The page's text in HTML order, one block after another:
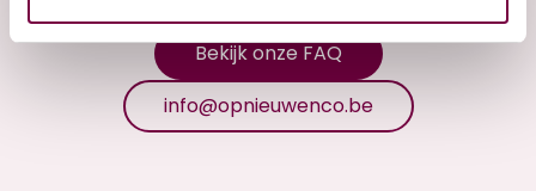
Bekijk onze FAQ
info@opnieuwenco.be